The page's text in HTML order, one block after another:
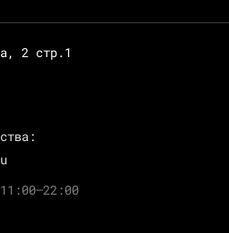
2 стр.1